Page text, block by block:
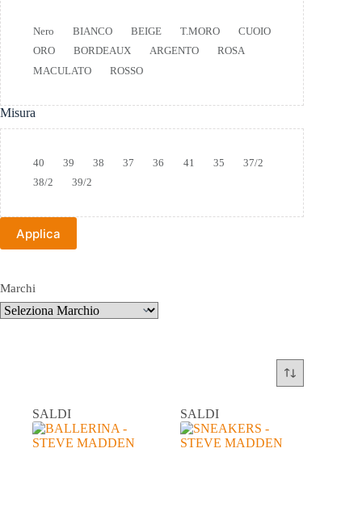
SALDI SALDI
Colore
Nero BIANCO BEIGE T.MORO
CUOIO
ORO
BORDEAUX ARGENTO
ROSA
MACULATO
ROSSO
Misura
Taglia
40 39 38 37 36 41 35
37/2
38/2
39/2
Applica
Marchi